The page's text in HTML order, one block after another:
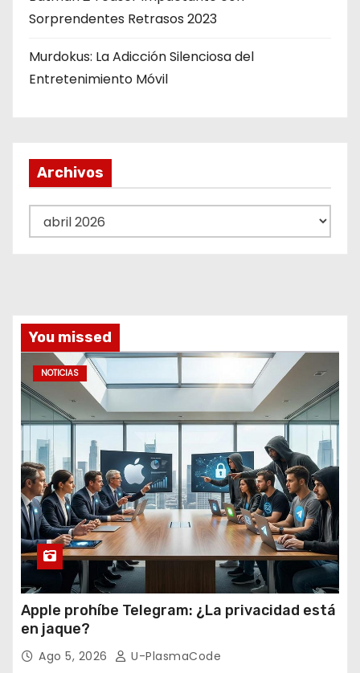
Sorprendentes Retrasos 2023
Murdokus: La Adicción Silenciosa del
Entretenimiento Móvil
Archivos
r
v
o
You missed
NOTICIAS
Apple prohíbe Telegram: ¿La privacidad está
en jaque?
Ago 5, 2026 U-PlasmaCode